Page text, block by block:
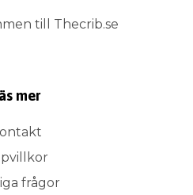
till Thecrib.se
mer
frågor